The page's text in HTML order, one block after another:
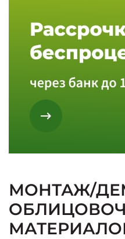
МОНТАЖ/